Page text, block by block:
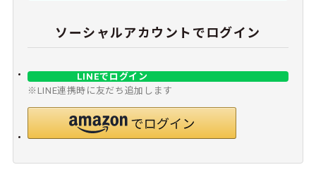
ソーシャルアカウントでログイン
LINEでログイン
※LINE連携時に友だち追加します